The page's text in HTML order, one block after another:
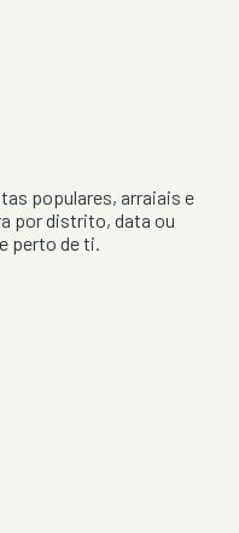
populares, arraiais e
por distrito, data ou
perto de ti.